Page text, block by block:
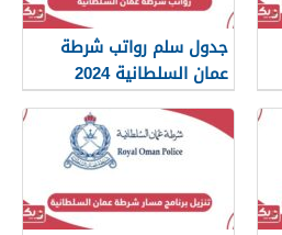
جدول سلم رواتب شرطة
عمان السلطانية 2024